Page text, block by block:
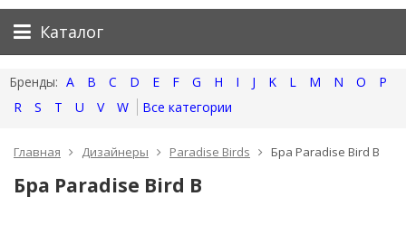
Каталог
A B C D E F G H I J K L M N O
P
R
S T U V W Все категории
Главная Дизайнеры Paradise Birds Бра Paradise Bird B
Бра Paradise Bird B